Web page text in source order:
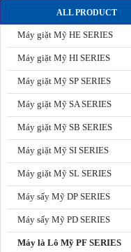
ALL PRODUCT
Máy giặt Mỹ HE SERIES
Máy giặt Mỹ HI SERIES
Máy giặt Mỹ SP SERIES
Máy giặt Mỹ SA SERIES
Máy giặt Mỹ SB SERIES
Máy giặt Mỹ SI SERIES
Máy giặt Mỹ SL SERIES
Máy sấy Mỹ DP SERIES
Máy sấy Mỹ PD SERIES
Máy là Lô Mỹ PF SERIES